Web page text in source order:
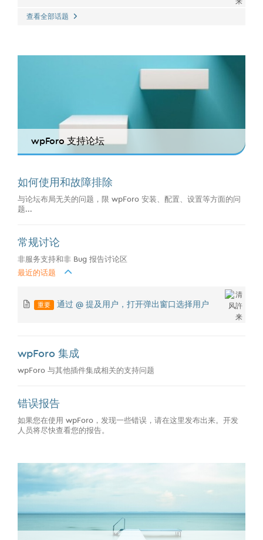
查看全部话题
wpForo 支持论坛
如何使用和故障排除
与论坛布局无关的问题，限 wpForo 安装、配置、设置等方面的问
题...
常规讨论
非服务支持和非 Bug 报告讨论区
最近的话题
重要 通过 @ 提及用户，打开弹出窗口选择用户
wpForo 集成
wpForo 与其他插件集成相关的支持问题
错误报告
如果您在使用 wpForo，发现一些错误，请在这里发布出来。开发
人员将尽快查看您的报告。